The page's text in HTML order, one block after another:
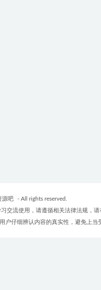
源吧
- All rights reserved.
交流使用，请遵循相关法律法规，请
户仔细辨认内容的真实性，避免上当